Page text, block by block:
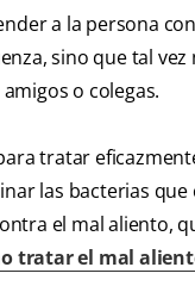
a la persona
sino que tal
o colegas.
tratar
las bacterias
el mal aliento,
tratar el mal